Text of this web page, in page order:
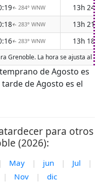
↑ 284° WNW
13h 24m
↑ 283° WNW
13h 21m
↑ 283° WNW 13h 18m
Grenoble. La hora se ajusta al
de Agosto es
de Agosto es el
para otros
(2026):
| May | jun | Jul
|
| Nov | dic